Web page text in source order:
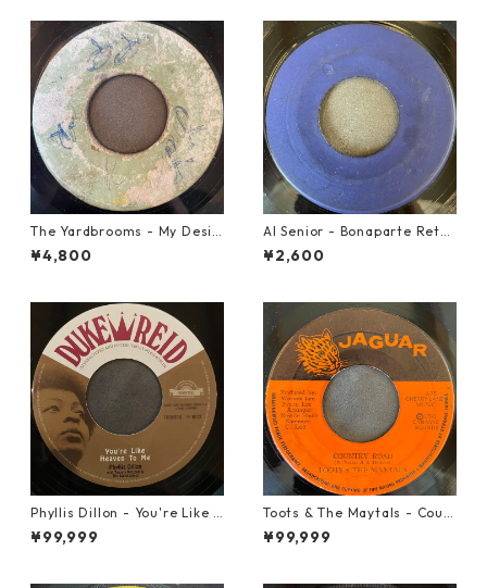
The Yardbrooms - My Desir
e【7-21922】
¥4,800
Al Senior - Bonaparte Retre
at【7-21861】
¥2,600
Phyllis Dillon - You're Like H
eaven To Me【7-21913】
¥99,999
Toots & The Maytals - Coun
try Road【7-21951】
¥99,999